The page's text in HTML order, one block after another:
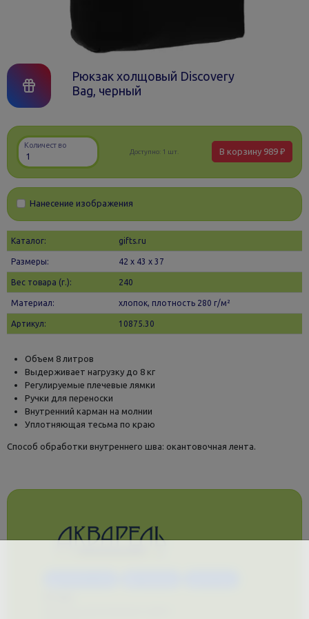
Рюкзак холщовый Discovery
Bag, черный
Количество
Доступно: 1 шт. В корзину 989 ₽
Нанесение изображения
Каталог: gifts.ru
Размеры: 42 х 43 x 37
Вес товара (г.): 240
Материал: хлопок, плотность 280 г/м²
Артикул: 10875.30
Объем 8 литров
Выдерживает нагрузку до 8 кг
Регулируемые плечевые лямки
Ручки для переноски
Внутренний карман на молнии
Уплотняющая тесьма по краю
Способ обработки внутреннего шва: окантовочная лента.